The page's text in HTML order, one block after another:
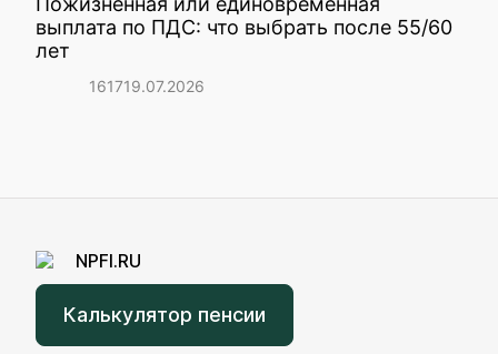
выплата по ПДС: что выбрать после 55/60
лет
161719.07.2026
Калькулятор пенсии